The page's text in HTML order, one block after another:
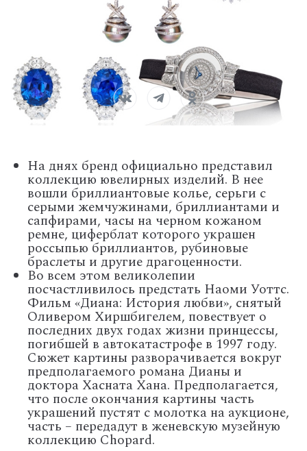
На днях бренд официально представил
коллекцию ювелирных изделий. В нее
вошли бриллиантовые колье, серьги с
серыми жемчужинами, бриллиантами и
сапфирами, часы на черном кожаном
ремне, циферблат которого украшен
россыпью бриллиантов, рубиновые
браслеты и другие драгоценности.
Во всем этом великолепии
посчастливилось предстать Наоми Уоттс.
Фильм «Диана: История любви», снятый
Оливером Хиршбигелем, повествует о
последних двух годах жизни принцессы,
погибшей в автокатастрофе в 1997 году.
Сюжет картины разворачивается вокруг
предполагаемого романа Дианы и
доктора Хасната Хана. Предполагается,
что после окончания картины часть
украшений пустят с молотка на аукционе,
часть – передадут в женевскую музейную
коллекцию Chopard.